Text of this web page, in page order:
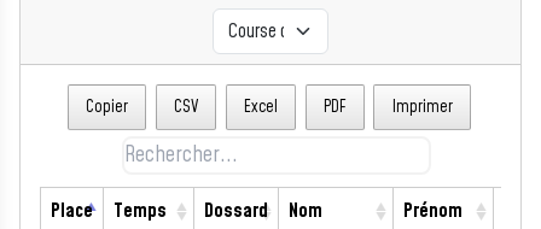
Copier CSV Excel PDF Imprimer
Place Temps Dossard Nom Prénom